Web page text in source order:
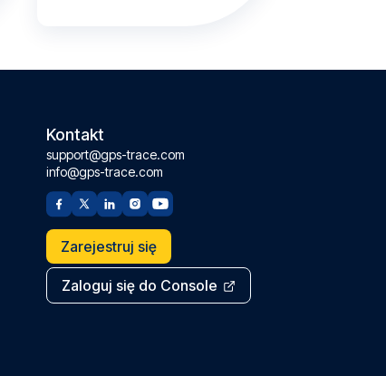
Kontakt
support@gps-trace.com
info@gps-trace.com
Zarejestruj się
Zaloguj się do Console